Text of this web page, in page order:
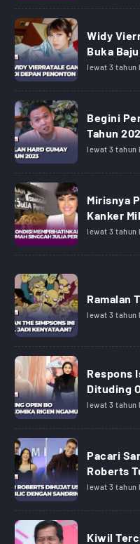
Widy
Buka
lewat 3 tahun
Begini
Tahun
lewat 3 tahun
Mirisnya
Kanker
lewat 3 tahun
Ramalan
lewat 3 tahun
Respons
Dituding
lewat 3 tahun
Pacari
Roberts
lewat 3 tahun
Kiwil